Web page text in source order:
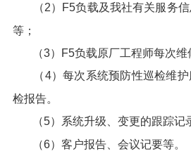
（2）F5负载及我社有关服务
等；
（3）F5负载原厂工程师每次维
（4）每次系统预防性巡检维
检报告。
（5）系统升级、变更的跟踪记
（6）客户报告、会议记要等。